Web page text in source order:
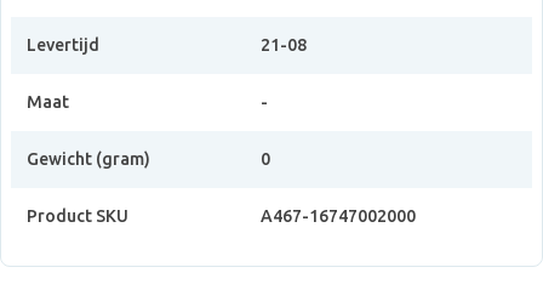
Levertijd 21-08
Maat -
Gewicht (gram) 0
Product SKU A467-16747002000